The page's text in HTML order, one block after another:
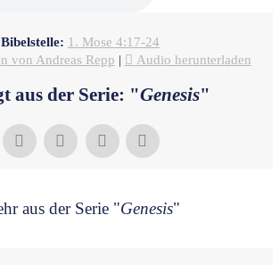
Bibelstelle: 1. Mose 4:17-24
von Andreas Repp | Audio herunterladen
aus der Serie: "Genesis"
aus der Serie "Genesis"